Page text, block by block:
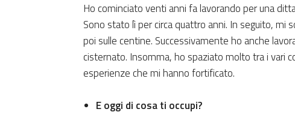
Ho cominciato venti anni fa lavorando per una
Sono stato lì per circa quattro anni. In seguito,
poi sulle centine. Successivamente ho anche
cisternato. Insomma, ho spaziato molto tra i vari
esperienze che mi hanno fortificato.
E oggi di cosa ti occupi?